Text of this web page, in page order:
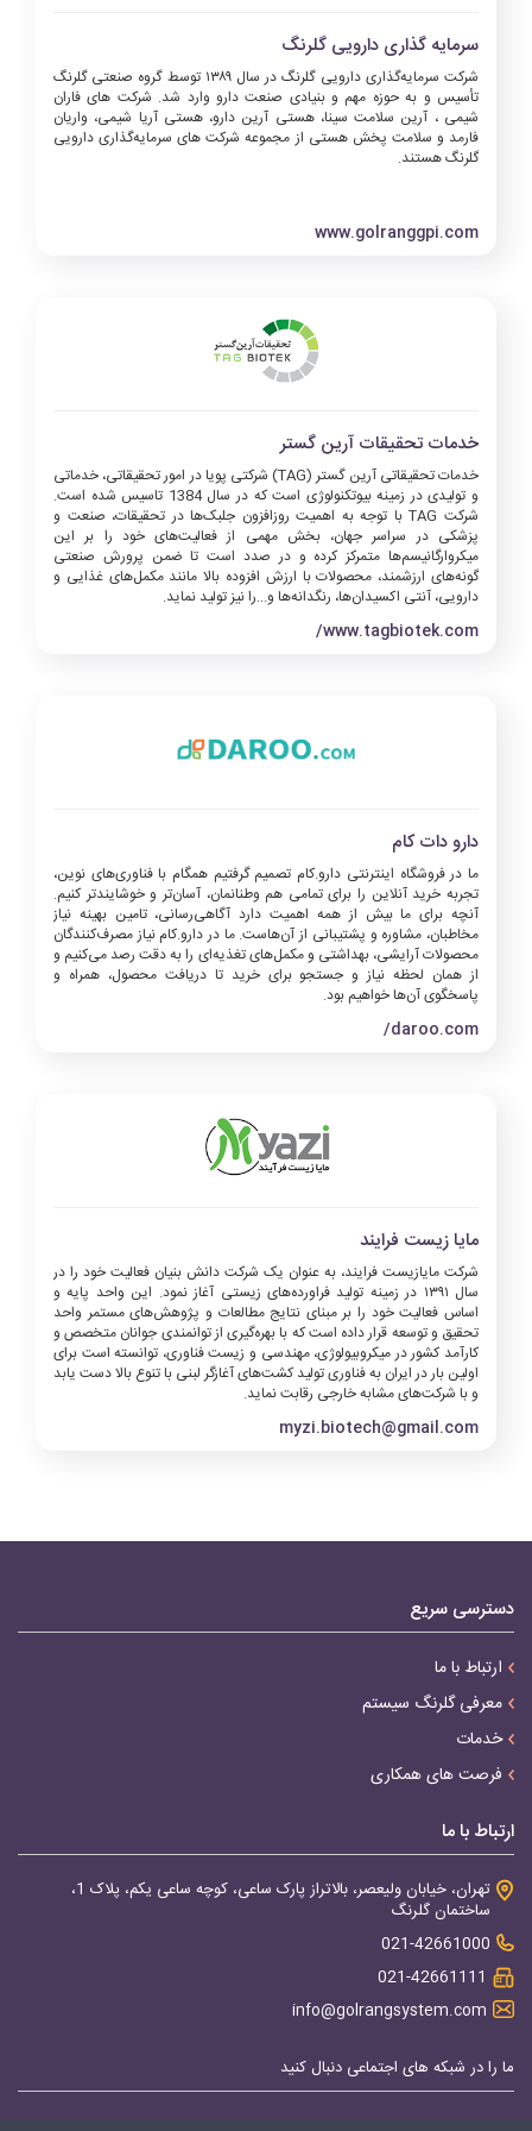
سرمایه گذاری دارویی گلرنگ
شرکت سرمایه‌گذاری دارویی گلرنگ در سال ۱۳۸۹ توسط گروه صنعتی گلرنگ
تأسیس و به حوزه مهم و بنیادی صنعت دارو وارد شد. شرکت های فاران
شیمی ، آرین سلامت سینا، هستی آرین دارو، هستی آریا شیمی، واریان
فارمد و سلامت پخش هستی از مجموعه شرکت های سرمایه‌گذاری دارویی
گلرنگ هستند.
www.golranggpi.com
خدمات تحقیقات آرین گستر
خدمات تحقیقاتی آرین گستر (TAG) شرکتی پویا در امور تحقیقاتی، خدماتی
و تولیدی در زمینه بیوتکنولوژی است که در سال 1384 تاسیس شده است.
شرکت TAG با توجه به اهمیت روزافزون جلبک‌ها در تحقیقات، صنعت و
پزشکی در سراسر جهان، بخش مهمی از فعالیت‌های خود را بر این
میکروارگانیسم‌ها متمرکز کرده و در صدد است تا ضمن پرورش صنعتی
گونه‌های ارزشمند، محصولات با ارزش افزوده بالا مانند مکمل‌های غذایی و
دارویی، آنتی اکسیدان‌ها، رنگدانه‌ها و...را نیز تولید نماید.
www.tagbiotek.com/
دارو دات کام
ما در فروشگاه اینترنتی دارو.کام تصمیم گرفتیم همگام با فناوری‌های نوین،
تجربه خرید آنلاین را برای تمامی هم وطنانمان، آسان‌تر و خوشایندتر کنیم.
آنچه برای ما بیش از همه اهمیت دارد آگاهی‌رسانی، تامین بهینه نیاز
مخاطبان، مشاوره و پشتیبانی از آن‌هاست. ما در دارو.کام نیاز مصرف‌کنندگان
محصولات آرایشی، بهداشتی و مکمل‌های تغذیه‌ای را به دقت رصد می‌کنیم و
از همان لحظه نیاز و جستجو برای خرید تا دریافت محصول، همراه و
پاسخگوی آن‌ها خواهیم بود.
daroo.com/
مایا زیست فرایند
شرکت مایازیست فرایند، به عنوان یک شرکت دانش بنیان فعالیت خود را در
سال ۱۳۹۱ در زمینه تولید فراورده‌های زیستی آغاز نمود. این واحد پایه و
اساس فعالیت خود را بر مبنای نتایج مطالعات و پژوهش‌های مستمر واحد
تحقیق و توسعه قرار داده است که با بهره‌گیری از توانمندی جوانان متخصص و
کارآمد کشور در میکروبیولوژی، مهندسی و زیست فناوری، توانسته است برای
اولین بار در ایران به فناوری تولید کشت‌های آغازگر لبنی با تنوع بالا دست یابد
و با شرکت‌های مشابه خارجی رقابت نماید.
myzi.biotech@gmail.com
دسترسی سریع
ارتباط با ما
معرفی گلرنگ سیستم
خدمات
فرصت های همکاری
ارتباط با ما
تهران، خیابان ولیعصر، بالاتراز پارک ساعی، کوچه ساعی یکم، پلاک 1،
ساختمان گلرنگ
021-42661000
021-42661111
info@golrangsystem.com
ما را در شبکه های اجتماعی دنبال کنید